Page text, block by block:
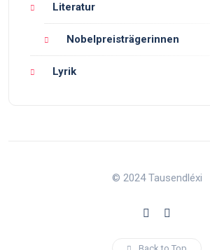
Literatur
Nobelpreisträgerinnen
Lyrik
© 2024 Tausendléxi